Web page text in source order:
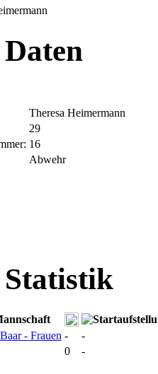
Theresa Heimermann
29
16
Abwehr
Statistik
- Frauen -
-
0 -